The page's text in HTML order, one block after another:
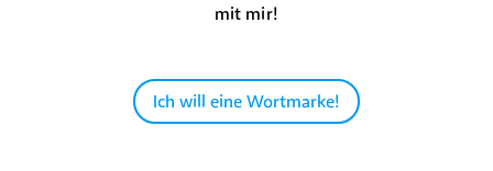
mit mir!
Ich will eine Wortmarke!